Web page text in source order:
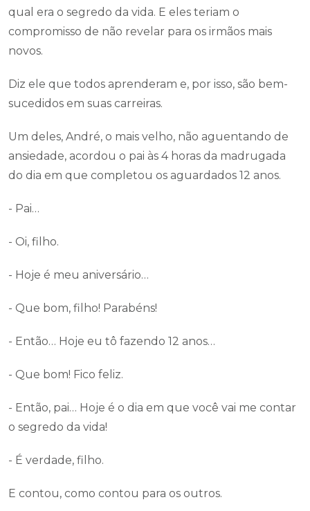
qual era o segredo da vida. E eles teriam o
compromisso de não revelar para os irmãos mais
novos.
Diz ele que todos aprenderam e, por isso, são bem-
sucedidos em suas carreiras.
Um deles, André, o mais velho, não aguentando de
ansiedade, acordou o pai às 4 horas da madrugada
do dia em que completou os aguardados 12 anos.
- Pai…
- Oi, filho.
- Hoje é meu aniversário…
- Que bom, filho! Parabéns!
- Então… Hoje eu tô fazendo 12 anos…
- Que bom! Fico feliz.
- Então, pai… Hoje é o dia em que você vai me contar
o segredo da vida!
- É verdade, filho.
E contou, como contou para os outros.